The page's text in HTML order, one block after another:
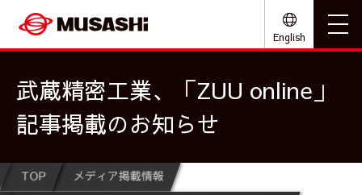
English
武蔵精密工業、「ZUU online」
記事掲載のお知らせ
TOP
メディア掲載情報